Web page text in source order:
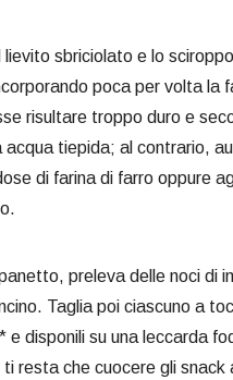
lievito sbriciolato e lo
poca per volta la
risultare troppo duro e
acqua tiepida; al contrario,
di farina di farro oppure
preleva delle noci di
Taglia poi ciascuno a
e disponili su una leccarda
resta che cuocere gli snack